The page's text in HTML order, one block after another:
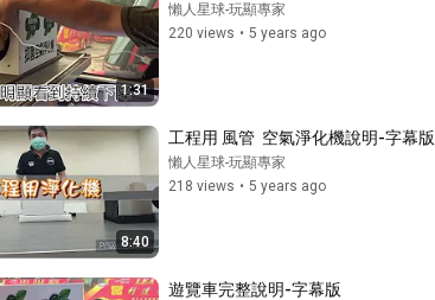
1:31
懶人星球-玩顯專家
220 views • 5 years ago
8:40
工程用 風管  空氣淨化機說明-字幕版
懶人星球-玩顯專家
218 views • 5 years ago
遊覽車完整說明-字幕版